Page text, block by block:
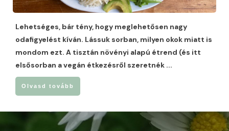
Lehetséges, bár tény, hogy meglehetősen nagy
odafigyelést kíván. Lássuk sorban, milyen okok miatt is
mondom ezt. A tisztán növényi alapú étrend (és itt
elsősorban a vegán étkezésről szeretnék ...
Olvasd tovább